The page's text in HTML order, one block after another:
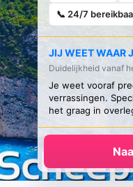
📞 24/7
JIJ WEET WAAR
Duidelijkheid vanaf
Je weet vooraf
verrassingen.
het graag in